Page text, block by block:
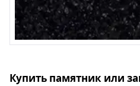
Купить памятник или